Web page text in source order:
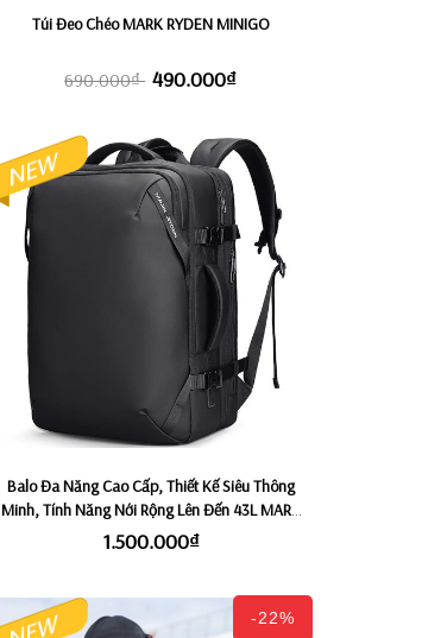
Túi Đeo Chéo MARK RYDEN MINIGO
690.000₫ 490.000₫
Balo Đa Năng Cao Cấp, Thiết Kế Siêu Thông
Minh, Tính Năng Nới Rộng Lên Đến 43L MARK
RYDEN SUPER SPACE
1.500.000₫
-22%